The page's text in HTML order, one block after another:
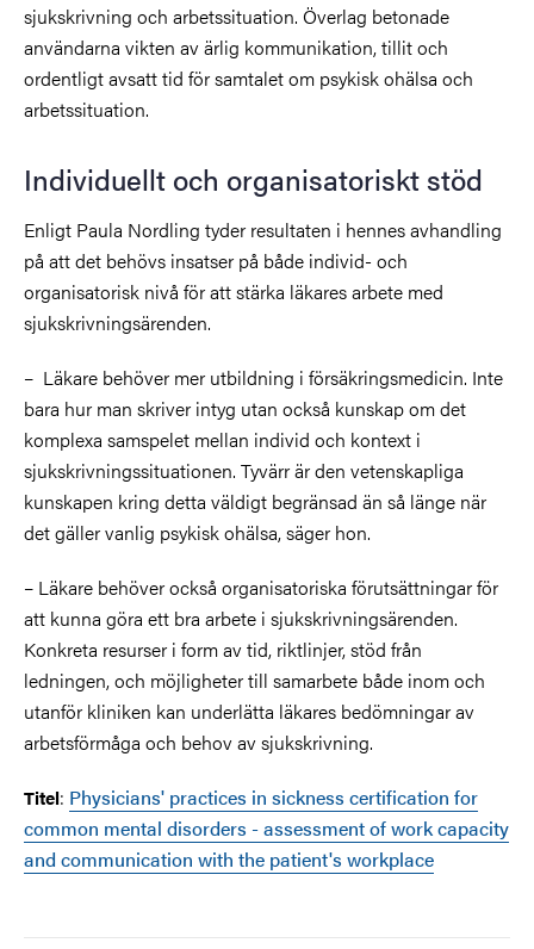
sjukskrivning och arbetssituation. Överlag betonade
användarna vikten av ärlig kommunikation, tillit och
ordentligt avsatt tid för samtalet om psykisk ohälsa och
arbetssituation.
Individuellt och organisatoriskt stöd
Enligt Paula Nordling tyder resultaten i hennes avhandling
på attdet behövs insatser på både individ- och
organisatorisk nivå för att stärka läkares arbete med
sjukskrivningsärenden.
– Läkare behöver mer utbildning i försäkringsmedicin. Inte
bara hur man skriver intyg utan också kunskap om det
komplexa samspelet mellan individ och kontext i
sjukskrivningssituationen. Tyvärr är den vetenskapliga
kunskapen kring detta väldigt begränsad än så länge när
det gäller vanlig psykisk ohälsa, säger hon.
– Läkare behöver också organisatoriska förutsättningar för
att kunna göra ett bra arbete i sjukskrivningsärenden.
Konkreta resurser i form av tid, riktlinjer, stöd från
ledningen, och möjligheter till samarbete både inom och
utanför kliniken kan underlätta läkares bedömningar av
arbetsförmåga och behov av sjukskrivning.
Titel: Physicians' practices in sickness certification for
common mental disorders - assessment of work capacity
and communication with the patient's workplace